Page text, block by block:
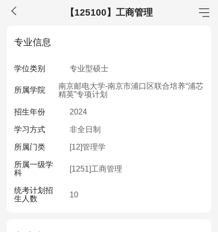
【125100】工商管理
MBA工商管理
考试真题
报考经验 招生简章
MEM工程管理
院校库 考试报名
考试真题
报考经验 招生简章
MPA公共管理
院校库
考试真题
报考经验
专业信息
学位类别 专业型硕士
所属学院
南京邮电大学-南京市浦口区联合培养“浦芯
精英”专项计划
招生年份 2024
学习方式 非全日制
所属门类 [12]管理学
所属一级学
科
[1251]工商管理
统考计划招
生人数
10